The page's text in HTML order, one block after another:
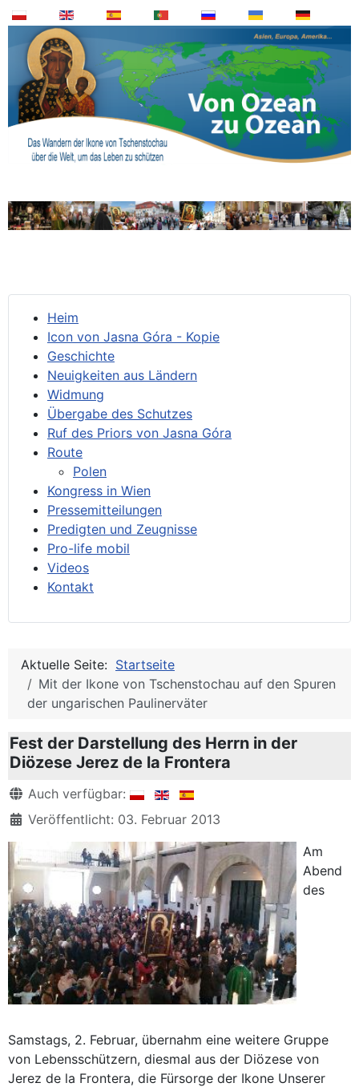
Heim
Icon von Jasna Góra - Kopie
Geschichte
Neuigkeiten aus Ländern
Widmung
Übergabe des Schutzes
Ruf des Priors von Jasna Góra
Route
Polen
Kongress in Wien
Pressemitteilungen
Predigten und Zeugnisse
Pro-life mobil
Videos
Kontakt
Aktuelle Seite: Startseite
Mit der Ikone von Tschenstochau auf den Spuren
der ungarischen Paulinerväter
Fest der Darstellung des Herrn in der
Diözese Jerez de la Frontera
DetailsAuch verfügbar:
Veröffentlicht: 03. Februar 2013
Am
Abend
des
Samstags, 2. Februar, übernahm eine weitere Gruppe
von Lebensschützern, diesmal aus der Diözese von
Jerez de la Frontera, die Fürsorge der Ikone Unserer